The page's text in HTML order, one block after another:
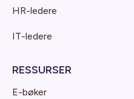
HR-ledere
IT-ledere
RESSURSER
E-bøker